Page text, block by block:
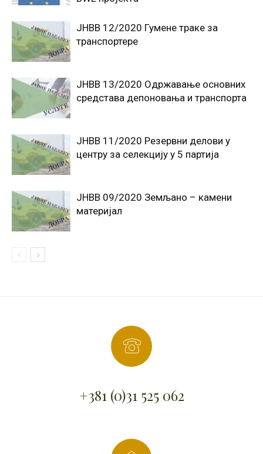
JНВВ 12/2020 Гумене траке за
транспортере
JНВВ 13/2020 Oдржавање основних
средстава депоновања и транспорта
ЈНВВ 11/2020 Резервни делови у
центру за селекцију у 5 партија
ЈНВВ 09/2020 Земљано – камени
материјал
+381 (0)31 525 062